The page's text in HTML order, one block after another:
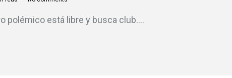
polémico está libre y busca club.…